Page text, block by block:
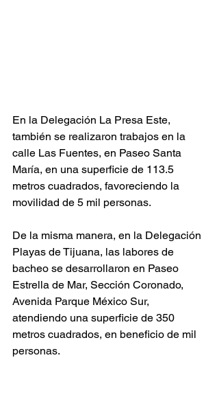
En la Delegación La Presa Este,
también se realizaron trabajos en la
calle Las Fuentes, en Paseo Santa
María, en una superficie de 113.5
metros cuadrados, favoreciendo la
movilidad de 5 mil personas.
De la misma manera, en la Delegación
Playas de Tijuana, las labores de
bacheo se desarrollaron en Paseo
Estrella de Mar, Sección Coronado,
Avenida Parque México Sur,
atendiendo una superficie de 350
metros cuadrados, en beneficio de mil
personas.